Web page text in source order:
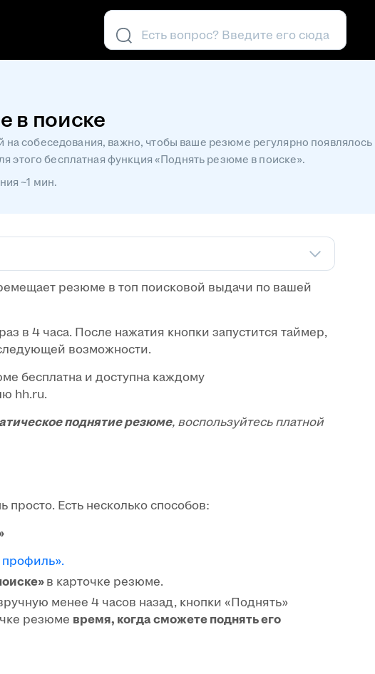
Есть вопрос? Введите его сюда
в поиске
собеседования, важно, чтобы ваше резюме регулярно появлялось
этого бесплатная функция «Поднять резюме в поиске».
~1 мин.
резюме в топ поисковой выдачи по вашей
в 4 часа. После нажатия кнопки запустится таймер,
возможности.
бесплатна и доступна каждому
hh.ru.
поднятие резюме, воспользуйтесь платной
просто. Есть несколько способов:
в карточке резюме.
менее 4 часов назад, кнопки «Поднять»
резюме время, когда сможете поднять его